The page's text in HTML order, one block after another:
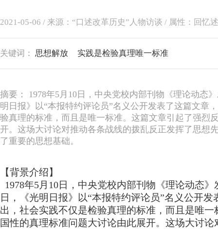
2021-05-06 / 来源：“口述改革历史”人物访谈 / 属性：回忆
关键词： 思想解放 实践是检验真理唯一标准
摘要： 1978年5月10日，中央党校内部刊物《理论动态
明日报》以“本报特约评论员”名义公开发表了这篇文章
验真理的标准，而且是唯一标准。这篇文章引起了强烈
开。这场大讨论对推动各条战线的拨乱反正发挥了思想
了重要的思想基础。
【背景介绍】
1978年5月10日，中央党校内部刊物《理论动态
日，《光明日报》以“本报特约评论员”名义公开
出，社会实践不仅是检验真理的标准，而且是唯
国性的真理标准问题大讨论由此展开。这场大讨